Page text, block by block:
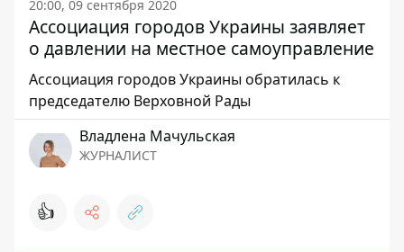
20:00, 09 сентября 2020
Ассоциация городов Украины заявляет
о давлении на местное самоуправление
Ассоциация городов Украины обратилась к
председателю Верховной Рады
Владлена Мачульская
ЖУРНАЛИСТ
👍